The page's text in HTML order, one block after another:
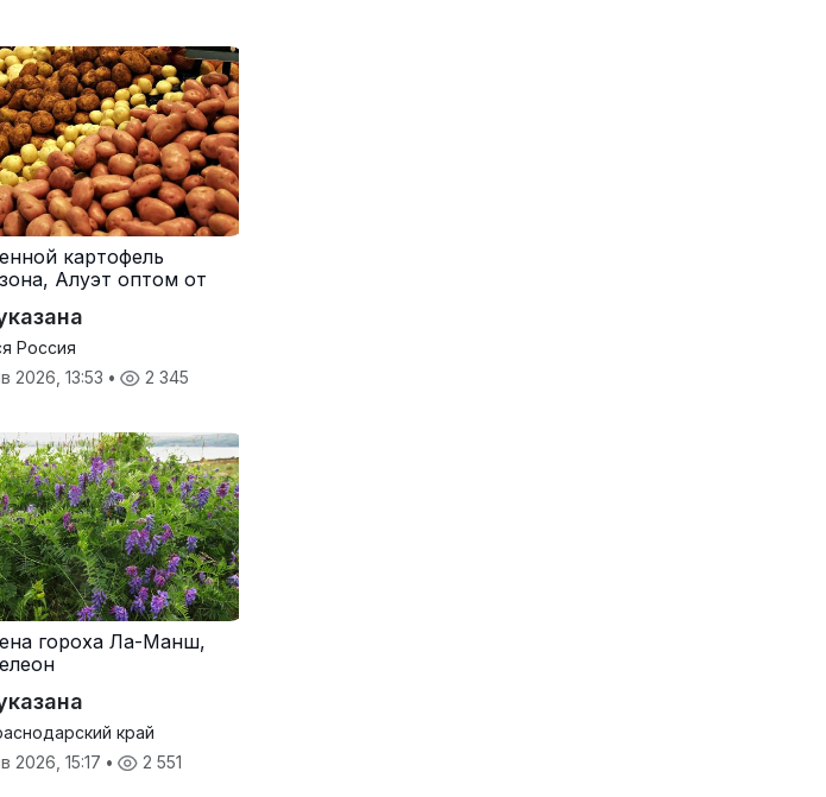
картофель
Алуэт оптом от
Россия
2026, 13:53 • 2 345
гороха Ла-Манш,
край
2026, 15:17 • 2 551